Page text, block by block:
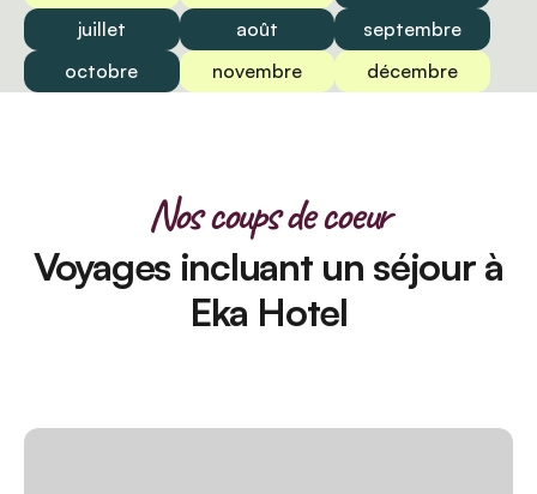
juillet
août
septembre
octobre
novembre décembre
Nos coups de coeur
Voyages incluant un séjour à
Eka Hotel